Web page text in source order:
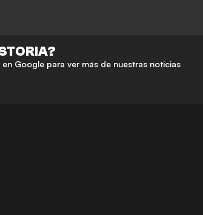
Google para ver más de nuestras noticias